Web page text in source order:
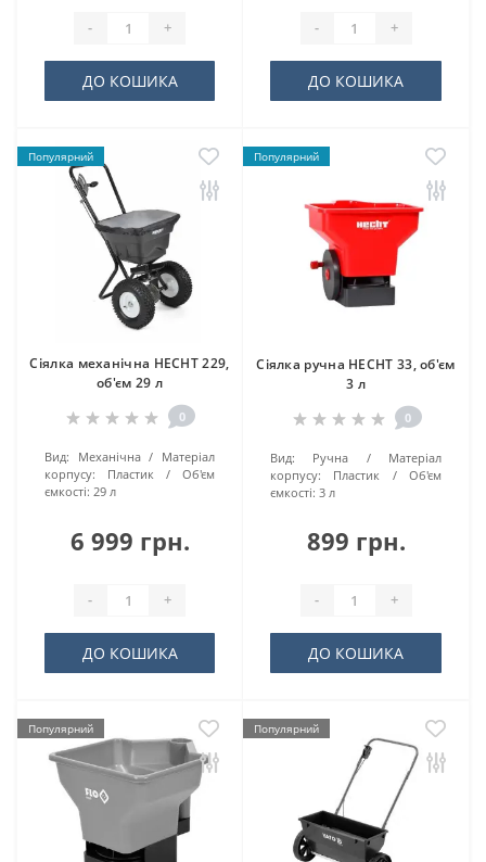
- +
ДО КОШИКА
- +
ДО КОШИКА
Популярний
Сіялка механічна HECHT 229,
об'єм 29 л
0
Вид: Механічна
Матеріал
корпусу:
Пластик
Об'єм
ємкості: 29 л
6 999 грн.
- +
ДО КОШИКА
Популярний
Сіялка ручна HECHT 33, об'єм
3 л
0
Вид: Ручна
Матеріал
корпусу:
Пластик
Об'єм
ємкості: 3 л
899 грн.
- +
ДО КОШИКА
Популярний Популярний